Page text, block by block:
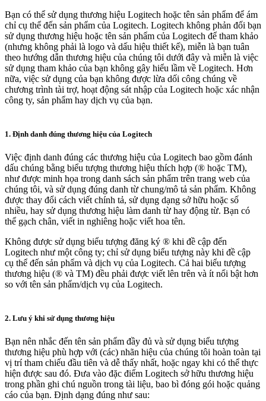
Bạn có thể sử dụng thương hiệu Logitech hoặc tên sản phẩm để ám
chỉ cụ thể đến sản phẩm của Logitech. Logitech không phản đối bạn
sử dụng thương hiệu hoặc tên sản phẩm của Logitech để tham khảo
(nhưng không phải là logo và dấu hiệu thiết kế), miễn là bạn tuân
theo hướng dẫn thương hiệu của chúng tôi dưới đây và miễn là việc
sử dụng tham khảo của bạn không gây hiểu lầm về Logitech. Hơn
nữa, việc sử dụng của bạn không được lừa dối công chúng về
chương trình tài trợ, hoạt động sát nhập của Logitech hoặc xác nhận
công ty, sản phẩm hay dịch vụ của bạn.
1. Định danh đúng thương hiệu của Logitech
Việc định danh đúng các thương hiệu của Logitech bao gồm đánh
dấu chúng bằng biểu tượng thương hiệu thích hợp (® hoặc TM),
như được minh họa trong danh sách sản phẩm trên trang web của
chúng tôi, và sử dụng đúng danh từ chung/mô tả sản phẩm. Không
được thay đổi cách viết chính tả, sử dụng dạng sở hữu hoặc số
nhiều, hay sử dụng thương hiệu làm danh từ hay động từ. Bạn có
thể gạch chân, viết in nghiêng hoặc viết hoa tên.
Không được sử dụng biểu tượng đăng ký ® khi đề cập đến
Logitech như một công ty; chỉ sử dụng biểu tượng này khi đề cập
cụ thể đến sản phẩm và dịch vụ của Logitech. Cả hai biểu tượng
thương hiệu (® và TM) đều phải được viết lên trên và ít nổi bật hơn
so với tên sản phẩm/dịch vụ của Logitech.
2. Lưu ý khi sử dụng thương hiệu
Bạn nên nhắc đến tên sản phẩm đầy đủ và sử dụng biểu tượng
thương hiệu phù hợp với (các) nhãn hiệu của chúng tôi hoàn toàn tại
vị trí tham chiếu đầu tiên và dễ thấy nhất, hoặc ngay khi có thể thực
hiện được sau đó. Đưa vào đặc điểm Logitech sở hữu thương hiệu
trong phần ghi chú nguồn trong tài liệu, bao bì đóng gói hoặc quảng
cáo của bạn. Định dạng đúng như sau: